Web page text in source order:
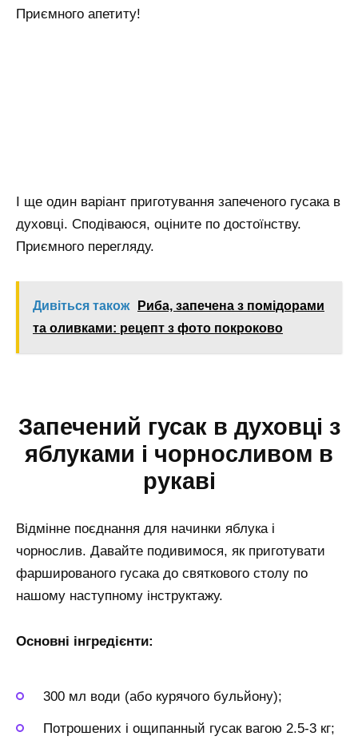
Приємного апетиту!
І ще один варіант приготування запеченого гусака в
духовці. Сподіваюся, оціните по достоїнству.
Приємного перегляду.
Дивіться також
Риба, запечена з помідорами
та оливками: рецепт з фото покроково
Запечений гусак в духовці з
яблуками і чорносливом в
рукаві
Відмінне поєднання для начинки яблука і
чорнослив. Давайте подивимося, як приготувати
фаршированого гусака до святкового столу по
нашому наступному інструктажу.
Основні інгредієнти:
300 мл води (або курячого бульйону);
Потрошених і ощипанный гусак вагою 2.5-3 кг;